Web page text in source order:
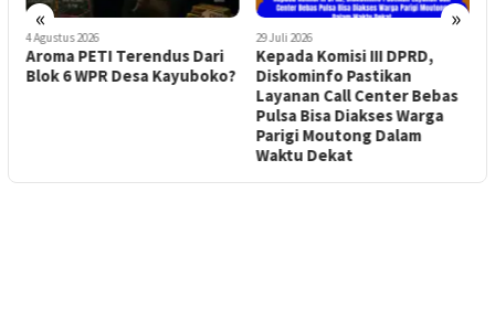
« »
4 Agustus 2026
Aroma PETI Terendus Dari
Blok 6 WPR Desa Kayuboko?
29 Juli 2026
Kepada Komisi III DPRD,
Diskominfo Pastikan
Layanan Call Center Bebas
Pulsa Bisa Diakses Warga
Parigi Moutong Dalam
Waktu Dekat